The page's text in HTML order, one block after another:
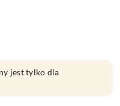
jest tylko dla